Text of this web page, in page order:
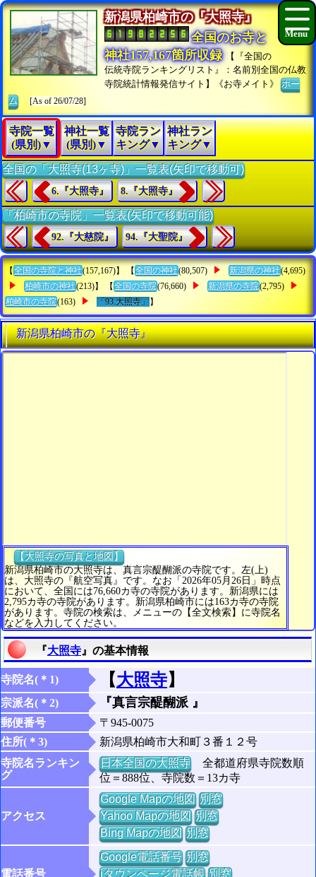
新潟県柏崎市の『大照寺』
全国のお寺と
神社157,167箇所収録
【『全国の
伝統寺院ランキングリスト』：名前別全国の仏教
寺院統計情報発信サイト】《お寺メイト》ホー
ム
[As of 26/07/28]
寺院一覧
(県別)▼
神社一覧
(県別)▼
寺院ラン
キング▼
神社ラン
キング▼
全国の「大照寺(13ヶ寺)」一覧表(矢印で移動可)
6.『大照寺』 8.『大照寺』
「柏崎市の寺院」一覧表(矢印で移動可能)
92.『大慈院』 94.『大聖院』
【 全国の寺院と神社(157,167)】 【 全国の神社(80,507) 新潟県の神社(4,695)
柏崎市の神社(213)】 【 全国の寺院(76,660) 新潟県の寺院(2,795)
柏崎市の寺院(163) 「93.大照寺」 】
新潟県柏崎市の『大照寺』
【大照寺の写真と地図】
新潟県柏崎市の大照寺は、真言宗醍醐派の寺院です。左(上)
は、大照寺の『航空写真』です。なお「2026年05月26日」時点
において、全国には76,660カ寺の寺院があります。新潟県には
2,795カ寺の寺院があります。新潟県柏崎市には163カ寺の寺院
があります。寺院の検索は、メニューの【全文検索】に寺院名
などを入力してください。
『大照寺 』の基本情報
寺院名(＊1) 【大照寺】
宗派名(＊2) 『真言宗醍醐派 』
郵便番号
〒945-0075
住所(＊3)
新潟県柏崎市大和町３番１２号
寺院名ランキン
グ
日本全国の大照寺全都道府県寺院数順
位＝888位、寺院数＝13カ寺
アクセス
Google Mapの地図 別窓
Yahoo Mapの地図 別窓
Bing Mapの地図 別窓
電話番号
Google電話番号 別窓
iタウンページ電話帳 別窓